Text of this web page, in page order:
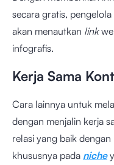
secara gratis,
akan menautkan link
infografis.
Kerja Sama
Cara lainnya untuk
dengan menjalin kerja
relasi yang baik
khususnya pada niche